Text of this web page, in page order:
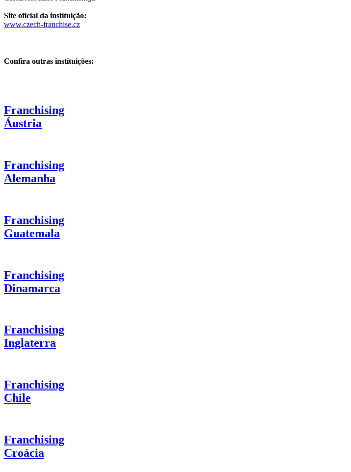
Site oficial da instituição:
www.czech-franchise.cz
Confira outras instituições:
Franchising
Áustria
Franchising
Alemanha
Franchising
Guatemala
Franchising
Dinamarca
Franchising
Inglaterra
Franchising
Chile
Franchising
Croácia